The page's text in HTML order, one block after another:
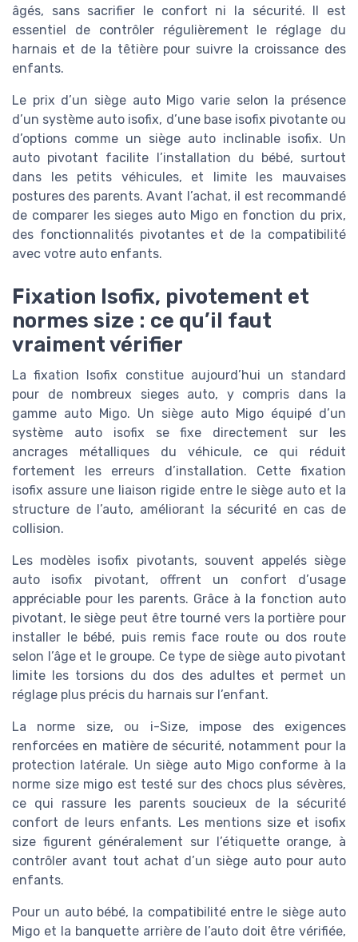
âgés, sans sacrifier le confort ni la sécurité. Il est
essentiel de contrôler régulièrement le réglage du
harnais et de la têtière pour suivre la croissance des
enfants.
Le prix d’un siège auto Migo varie selon la présence
d’un système auto isofix, d’une base isofix pivotante ou
d’options comme un siège auto inclinable isofix. Un
auto pivotant facilite l’installation du bébé, surtout
dans les petits véhicules, et limite les mauvaises
postures des parents. Avant l’achat, il est recommandé
de comparer les sieges auto Migo en fonction du prix,
des fonctionnalités pivotantes et de la compatibilité
avec votre auto enfants.
Fixation Isofix, pivotement et
normes size : ce qu’il faut
vraiment vérifier
La fixation Isofix constitue aujourd’hui un standard
pour de nombreux sieges auto, y compris dans la
gamme auto Migo. Un siège auto Migo équipé d’un
système auto isofix se fixe directement sur les
ancrages métalliques du véhicule, ce qui réduit
fortement les erreurs d’installation. Cette fixation
isofix assure une liaison rigide entre le siège auto et la
structure de l’auto, améliorant la sécurité en cas de
collision.
Les modèles isofix pivotants, souvent appelés siège
auto isofix pivotant, offrent un confort d’usage
appréciable pour les parents. Grâce à la fonction auto
pivotant, le siège peut être tourné vers la portière pour
installer le bébé, puis remis face route ou dos route
selon l’âge et le groupe. Ce type de siège auto pivotant
limite les torsions du dos des adultes et permet un
réglage plus précis du harnais sur l’enfant.
La norme size, ou i-Size, impose des exigences
renforcées en matière de sécurité, notamment pour la
protection latérale. Un siège auto Migo conforme à la
norme size migo est testé sur des chocs plus sévères,
ce qui rassure les parents soucieux de la sécurité
confort de leurs enfants. Les mentions size et isofix
size figurent généralement sur l’étiquette orange, à
contrôler avant tout achat d’un siège auto pour auto
enfants.
Pour un auto bébé, la compatibilité entre le siège auto
Migo et la banquette arrière de l’auto doit être vérifiée,